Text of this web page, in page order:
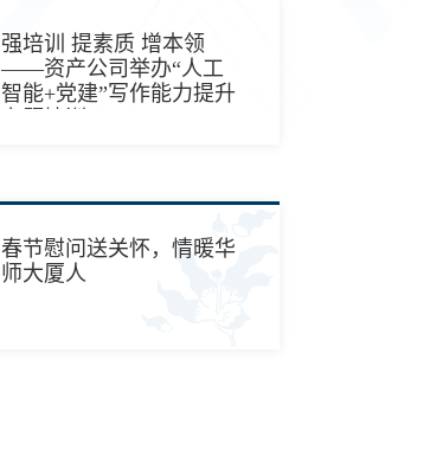
强培训 提素质 增本领
——资产公司举办“人工
智能+党建”写作能力提升
春节慰问送关怀，情暖华
师大厦人